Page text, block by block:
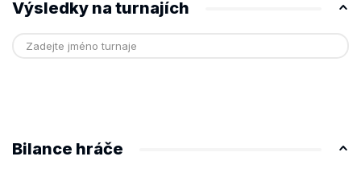
Výsledky na turnajích
Bilance hráče